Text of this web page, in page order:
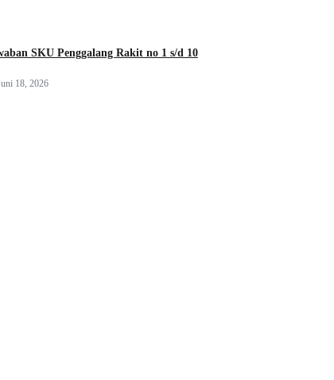
SKU Penggalang Rakit no 1 s/d 10
18, 2026